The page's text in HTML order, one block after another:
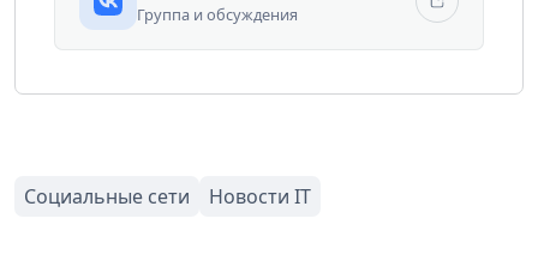
Группа и обсуждения